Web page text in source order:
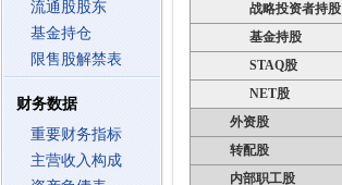
流通股股东
基金持仓
限售股解禁表
财务数据
重要财务指标
主营收入构成
战略投资者持股
基金持股
STAQ股
NET股
外资股
转配股
内部职工股